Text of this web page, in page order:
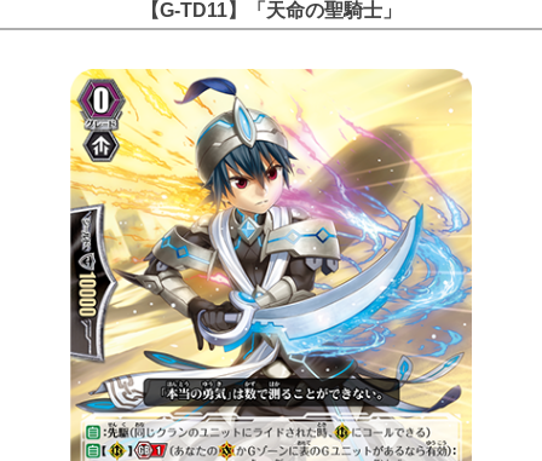
【G-TD11】「天命の聖騎士」